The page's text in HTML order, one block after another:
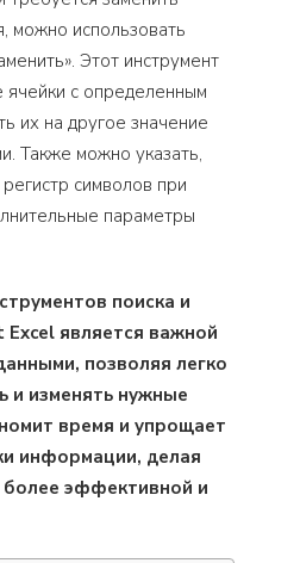
можно использовать
Этот инструмент
ячейки с определенным
их на другое значение
Также можно указать,
символов при
параметры
поиска и
является важной
позволяя легко
и изменять нужные
время и упрощает
информации, делая
эффективной и